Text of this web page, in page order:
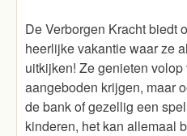
De Verborgen Kracht biedt
heerlijke vakantie waar ze
uitkijken! Ze genieten
aangeboden krijgen, maar
de bank of gezellig een
kinderen, het kan allemaal